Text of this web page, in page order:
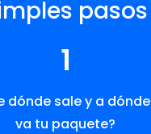
pasos
1
dónde sale y a dónde
va tu paquete?